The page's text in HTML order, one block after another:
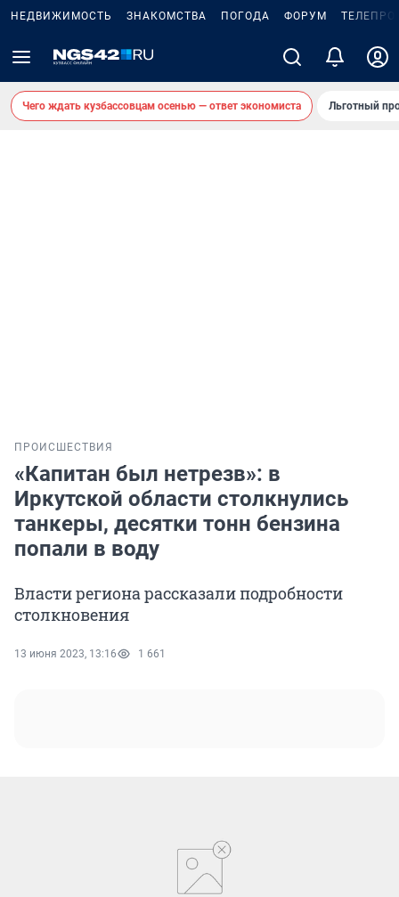
НЕДВИЖИМОСТЬ ЗНАКОМСТВА ПОГОДА ФОРУМ
Чего ждать кузбассовцам осенью — ответ экономиста Льготный
ПРОИСШЕСТВИЯ
«Капитан был нетрезв»: в
Иркутской области столкнулись
танкеры, десятки тонн бензина
попали в воду
Власти региона рассказали подробности
столкновения
13 июня 2023, 13:16 1 661